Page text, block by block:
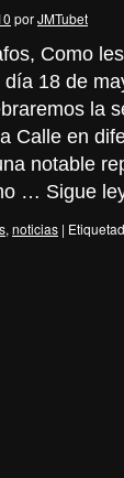
porJMTubet
Como
18 de
la
Calle en
notable
… Sigue
, noticias |